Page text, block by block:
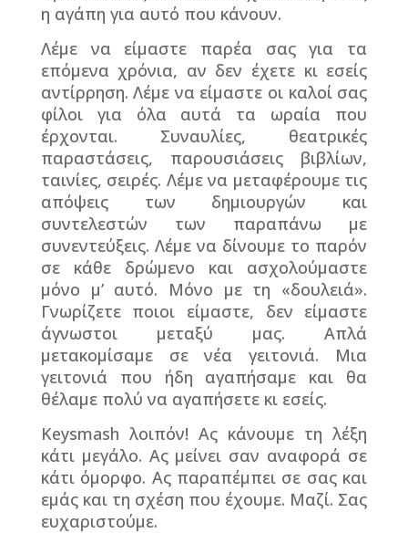
η αγάπη για αυτό που κάνουν.
Λέμε να είμαστε παρέα σας για τα
επόμενα χρόνια, αν δεν έχετε κι εσείς
αντίρρηση. Λέμε να είμαστε οι καλοί σας
φίλοι για όλα αυτά τα ωραία που
έρχονται. Συναυλίες, θεατρικές
παραστάσεις, παρουσιάσεις βιβλίων,
ταινίες, σειρές. Λέμε να μεταφέρουμε τις
απόψεις των δημιουργών και
συντελεστών των παραπάνω με
συνεντεύξεις. Λέμε να δίνουμε το παρόν
σε κάθε δρώμενο και ασχολούμαστε
μόνο μ’ αυτό. Μόνο με τη «δουλειά».
Γνωρίζετε ποιοι είμαστε, δεν είμαστε
άγνωστοι μεταξύ μας. Απλά
μετακομίσαμε σε νέα γειτονιά. Μια
γειτονιά που ήδη αγαπήσαμε και θα
θέλαμε πολύ να αγαπήσετε κι εσείς.
Keysmash λοιπόν! Ας κάνουμε τη λέξη
κάτι μεγάλο. Ας μείνει σαν αναφορά σε
κάτι όμορφο. Ας παραπέμπει σε σας και
εμάς και τη σχέση που έχουμε. Μαζί. Σας
ευχαριστούμε.